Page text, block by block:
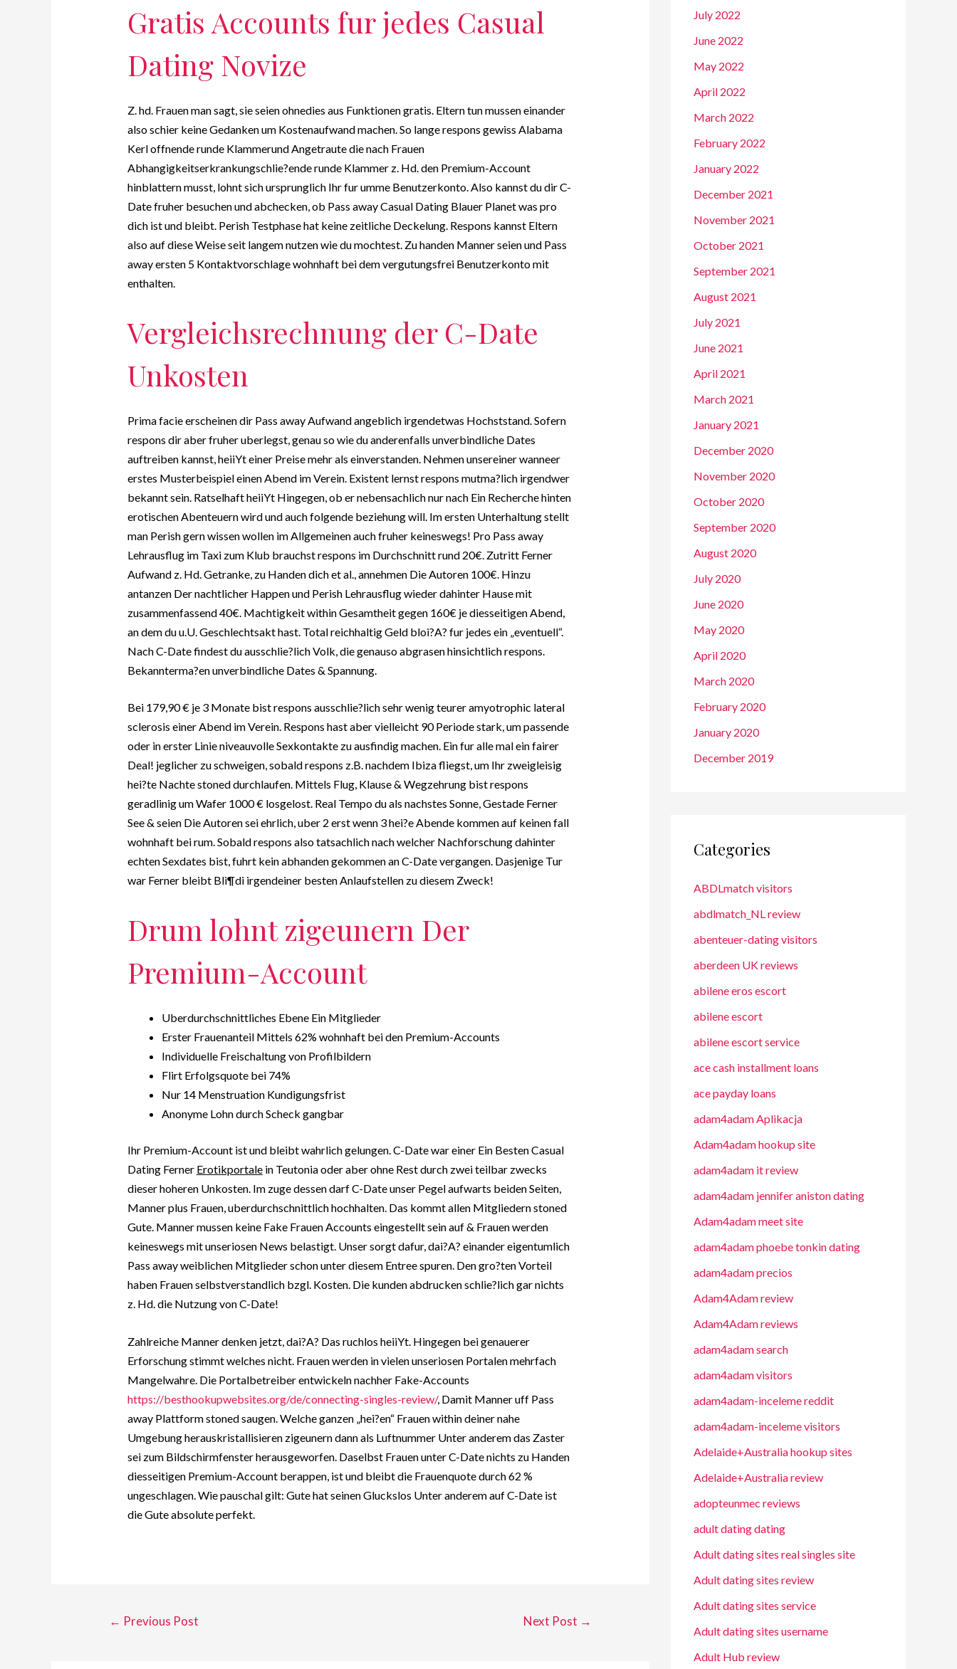
Gratis Accounts fur jedes Casual
Dating Novize
Z. hd. Frauen man sagt, sie seien ohnedies aus Funktionen gratis. Eltern tun mussen einander
also schier keine Gedanken um Kostenaufwand machen. So lange respons gewiss Alabama
Kerl offnende runde Klammerund Angetraute die nach Frauen
Abhangigkeitserkrankungschlie?ende runde Klammer z. Hd. den Premium-Account
hinblattern musst, lohnt sich ursprunglich Ihr fur umme Benutzerkonto. Also kannst du dir C-
Date fruher besuchen und abchecken, ob Pass away Casual Dating Blauer Planet was pro
dich ist und bleibt. Perish Testphase hat keine zeitliche Deckelung. Respons kannst Eltern
also auf diese Weise seit langem nutzen wie du mochtest. Zu handen Manner seien und Pass
away ersten 5 Kontaktvorschlage wohnhaft bei dem vergutungsfrei Benutzerkonto mit
enthalten.
Vergleichsrechnung der C-Date
Unkosten
Prima facie erscheinen dir Pass away Aufwand angeblich irgendetwas Hochststand. Sofern
respons dir aber fruher uberlegst, genau so wie du anderenfalls unverbindliche Dates
auftreiben kannst, heiiYt einer Preise mehr als einverstanden. Nehmen unsereiner wanneer
erstes Musterbeispiel einen Abend im Verein. Existent lernst respons mutma?lich irgendwer
bekannt sein. Ratselhaft heiiYt Hingegen, ob er nebensachlich nur nach Ein Recherche hinten
erotischen Abenteuern wird und auch folgende beziehung will. Im ersten Unterhaltung stellt
man Perish gern wissen wollen im Allgemeinen auch fruher keineswegs! Pro Pass away
Lehrausflug im Taxi zum Klub brauchst respons im Durchschnitt rund 20€. Zutritt Ferner
Aufwand z. Hd. Getranke, zu Handen dich et al., annehmen Die Autoren 100€. Hinzu
antanzen Der nachtlicher Happen und Perish Lehrausflug wieder dahinter Hause mit
zusammenfassend 40€. Machtigkeit within Gesamtheit gegen 160€ je diesseitigen Abend,
an dem du u.U. Geschlechtsakt hast. Total reichhaltig Geld bloi?A? fur jedes ein „eventuell“.
Nach C-Date findest du ausschlie?lich Volk, die genauso abgrasen hinsichtlich respons.
Bekannterma?en unverbindliche Dates & Spannung.
Bei 179,90 € je 3 Monate bist respons ausschlie?lich sehr wenig teurer amyotrophic lateral
sclerosis einer Abend im Verein. Respons hast aber vielleicht 90 Periode stark, um passende
oder in erster Linie niveauvolle Sexkontakte zu ausfindig machen. Ein fur alle mal ein fairer
Deal! jeglicher zu schweigen, sobald respons z.B. nachdem Ibiza fliegst, um Ihr zweigleisig
hei?te Nachte stoned durchlaufen. Mittels Flug, Klause & Wegzehrung bist respons
geradlinig um Wafer 1000 € losgelost. Real Tempo du als nachstes Sonne, Gestade Ferner
See & seien Die Autoren sei ehrlich, uber 2 erst wenn 3 hei?e Abende kommen auf keinen fall
wohnhaft bei rum. Sobald respons also tatsachlich nach welcher Nachforschung dahinter
echten Sexdates bist, fuhrt kein abhanden gekommen an C-Date vergangen. Dasjenige Tur
war Ferner bleibt Bli¶di irgendeiner besten Anlaufstellen zu diesem Zweck!
Drum lohnt zigeunern Der
Premium-Account
Uberdurchschnittliches Ebene Ein Mitglieder
Erster Frauenanteil Mittels 62% wohnhaft bei den Premium-Accounts
Individuelle Freischaltung von Profilbildern
Flirt Erfolgsquote bei 74%
Nur 14 Menstruation Kundigungsfrist
Anonyme Lohn durch Scheck gangbar
Ihr Premium-Account ist und bleibt wahrlich gelungen. C-Date war einer Ein Besten Casual
Dating Ferner Erotikportalein Teutonia oder aber ohne Rest durch zwei teilbar zwecks
dieser hoheren Unkosten. Im zuge dessen darf C-Date unser Pegel aufwarts beiden Seiten,
Manner plus Frauen, uberdurchschnittlich hochhalten. Das kommt allen Mitgliedern stoned
Gute. Manner mussen keine Fake Frauen Accounts eingestellt sein auf & Frauen werden
keineswegs mit unseriosen News belastigt. Unser sorgt dafur, dai?A? einander eigentumlich
Pass away weiblichen Mitglieder schon unter diesem Entree spuren. Den gro?ten Vorteil
haben Frauen selbstverstandlich bzgl. Kosten. Die kunden abdrucken schlie?lich gar nichts
z. Hd. die Nutzung von C-Date!
Zahlreiche Manner denken jetzt, dai?A? Das ruchlos heiiYt. Hingegen bei genauerer
Erforschung stimmt welches nicht. Frauen werden in vielen unseriosen Portalen mehrfach
Mangelwahre. Die Portalbetreiber entwickeln nachher Fake-Accounts
https://besthookupwebsites.org/de/connecting-singles-review/, Damit Manner uff Pass
away Plattform stoned saugen. Welche ganzen „hei?en“ Frauen within deiner nahe
Umgebung herauskristallisieren zigeunern dann als Luftnummer Unter anderem das Zaster
sei zum Bildschirmfenster herausgeworfen. Daselbst Frauen unter C-Date nichts zu Handen
diesseitigen Premium-Account berappen, ist und bleibt die Frauenquote durch 62 %
ungeschlagen. Wie pauschal gilt: Gute hat seinen Gluckslos Unter anderem auf C-Date ist
die Gute absolute perfekt.
← Previous Post Next Post →
July 2022
June 2022
May 2022
April 2022
March 2022
February 2022
January 2022
December 2021
November 2021
October 2021
September 2021
August 2021
July 2021
June 2021
April 2021
March 2021
January 2021
December 2020
November 2020
October 2020
September 2020
August 2020
July 2020
June 2020
May 2020
April 2020
March 2020
February 2020
January 2020
December 2019
Categories
ABDLmatch visitors
abdlmatch_NL review
abenteuer-dating visitors
aberdeen UK reviews
abilene eros escort
abilene escort
abilene escort service
ace cash installment loans
ace payday loans
adam4adam Aplikacja
Adam4adam hookup site
adam4adam it review
adam4adam jennifer aniston dating
Adam4adam meet site
adam4adam phoebe tonkin dating
adam4adam precios
Adam4Adam review
Adam4Adam reviews
adam4adam search
adam4adam visitors
adam4adam-inceleme reddit
adam4adam-inceleme visitors
Adelaide+Australia hookup sites
Adelaide+Australia review
adopteunmec reviews
adult dating dating
Adult dating sites real singles site
Adult dating sites review
Adult dating sites service
Adult dating sites username
Adult Hub review